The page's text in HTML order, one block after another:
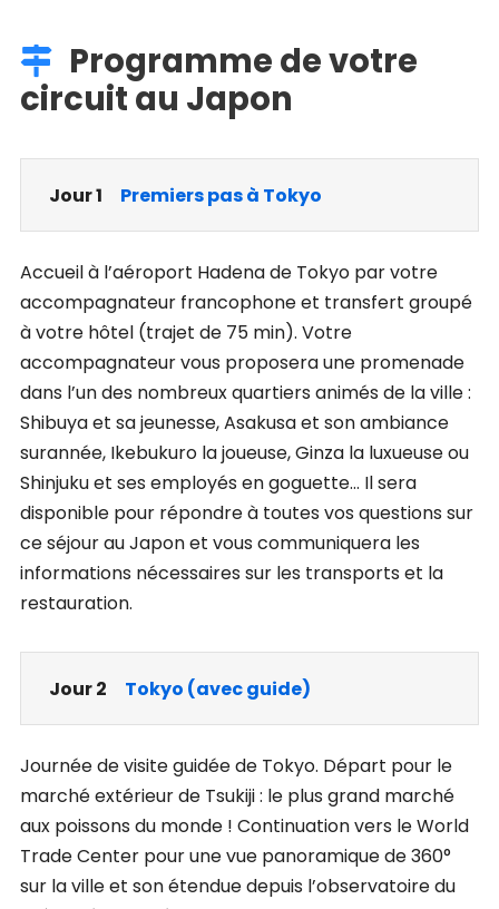
Programme de votre
circuit au Japon
Jour 1 Premiers pas à Tokyo
Accueil à l’aéroport Hadena de Tokyo par votre
accompagnateur francophone et transfert groupé
à votre hôtel (trajet de 75 min). Votre
accompagnateur vous proposera une promenade
dans l’un des nombreux quartiers animés de la ville :
Shibuya et sa jeunesse, Asakusa et son ambiance
surannée, Ikebukuro la joueuse, Ginza la luxueuse ou
Shinjuku et ses employés en goguette… Il sera
disponible pour répondre à toutes vos questions sur
ce séjour au Japon et vous communiquera les
informations nécessaires sur les transports et la
restauration.
Jour 2 Tokyo (avec guide)
Journée de visite guidée de Tokyo. Départ pour le
marché extérieur de Tsukiji : le plus grand marché
aux poissons du monde ! Continuation vers le World
Trade Center pour une vue panoramique de 360°
sur la ville et son étendue depuis l’observatoire du